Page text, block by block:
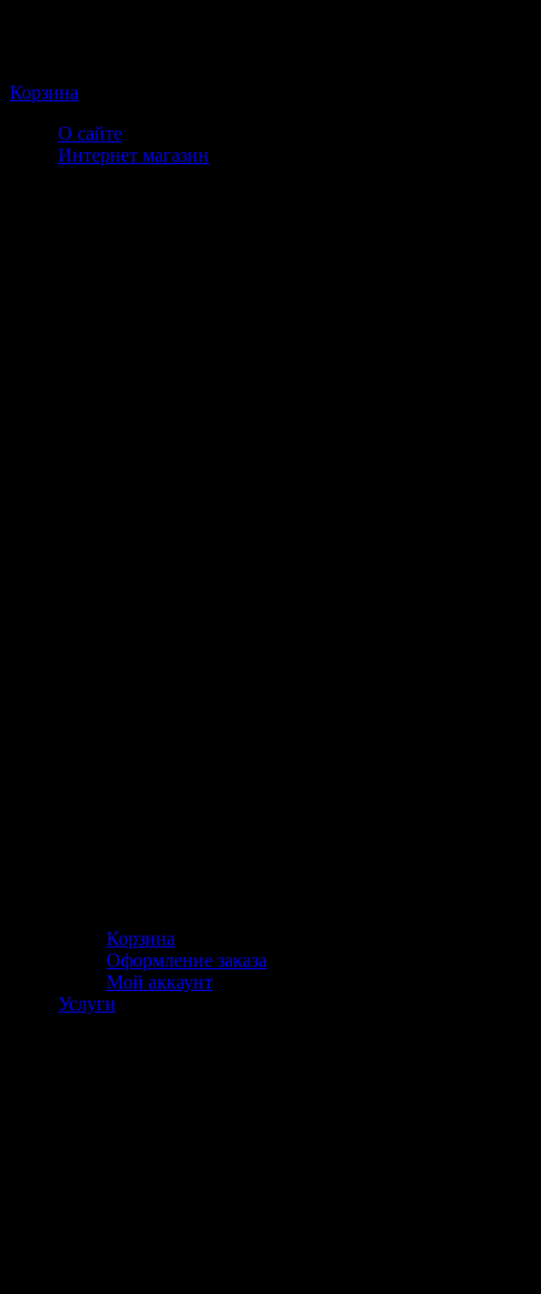
Корзина
О сайте
Интернет магазин
Корзина
Оформление заказа
Мой аккаунт
Услуги